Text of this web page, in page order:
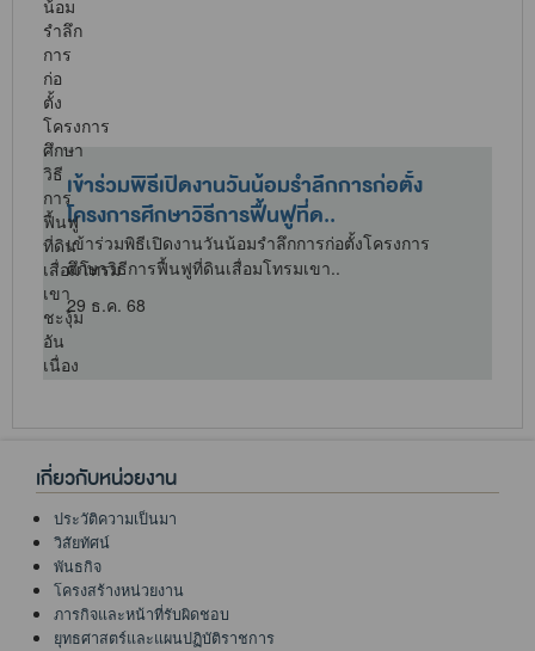
เข้าร่วมพิธีเปิดงานวันน้อมรำลึกการก่อตั้ง
โครงการศึกษาวิธีการฟื้นฟูที่ด..
เข้าร่วมพิธีเปิดงานวันน้อมรำลึกการก่อตั้งโครงการ
ศึกษาวิธีการฟื้นฟูที่ดินเสื่อมโทรมเขา..
29 ธ.ค. 68
เกี่ยวกับหน่วยงาน
ประวัติความเป็นมา
วิสัยทัศน์
พันธกิจ
โครงสร้างหน่วยงาน
ภารกิจและหน้าที่รับผิดชอบ
ยุทธศาสตร์และแผนปฏิบัติราชการ